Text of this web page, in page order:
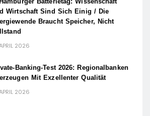
Wirtschaft Sind Sich Einig / Die
Braucht Speicher, Nicht
2026
Banking-Test 2026: Regionalbanken
Mit Exzellenter Qualität
2026